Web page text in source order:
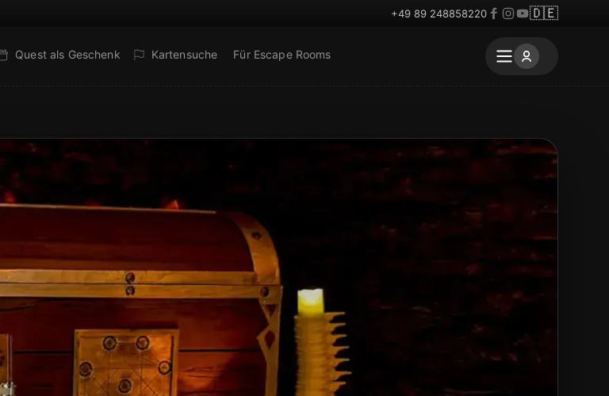
+49 89 248858220 🇩🇪
Quest als Geschenk Kartensuche Für Escape Rooms